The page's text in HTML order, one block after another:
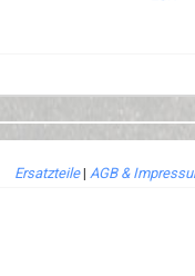
Ersatzteile| AGB &